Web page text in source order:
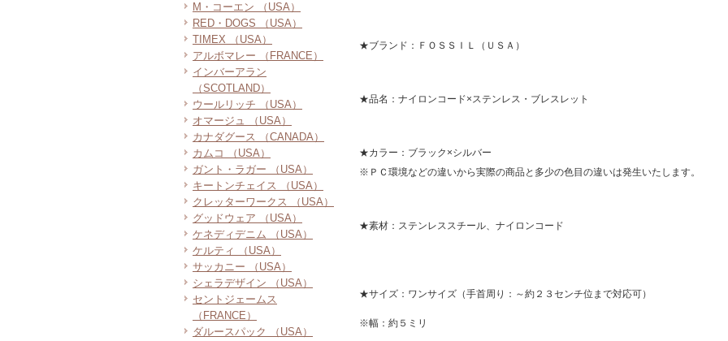
M・コーエン （USA）
RED・DOGS （USA）
TIMEX （USA）
アルボマレー （FRANCE）
インバーアラン
（SCOTLAND）
ウールリッチ （USA）
オマージュ （USA）
カナダグース （CANADA）
カムコ （USA）
ガント・ラガー （USA）
キートンチェイス （USA）
クレッターワークス （USA）
グッドウェア （USA）
ケネディデニム （USA）
ケルティ （USA）
サッカニー （USA）
シェラデザイン （USA）
セントジェームス
（FRANCE）
ダルースパック （USA）
★ブランド：ＦＯＳＳＩＬ（ＵＳＡ）
★品名：ナイロンコード×ステンレス・ブレスレット
★カラー：ブラック×シルバー
※ＰＣ環境などの違いから実際の商品と多少の色目の違いは発生いたします。
★素材：ステンレススチール、ナイロンコード
★サイズ：ワンサイズ（手首周り：～約２３センチ位まで対応可）
※幅：約５ミリ